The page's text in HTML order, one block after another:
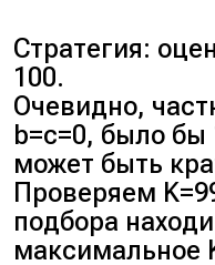
Стратегия:
100.
Очевидно,
b=c=0, было бы
может быть
Проверяем
подбора
максимальное